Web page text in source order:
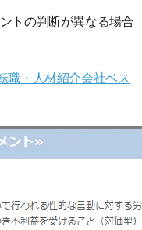
トの判断が異なる場合
職・人材紹介会社ベス